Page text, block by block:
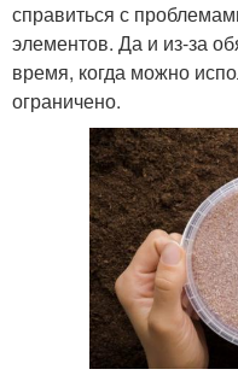
справиться с
элементов. Да и из-за
время, когда можно
ограничено.